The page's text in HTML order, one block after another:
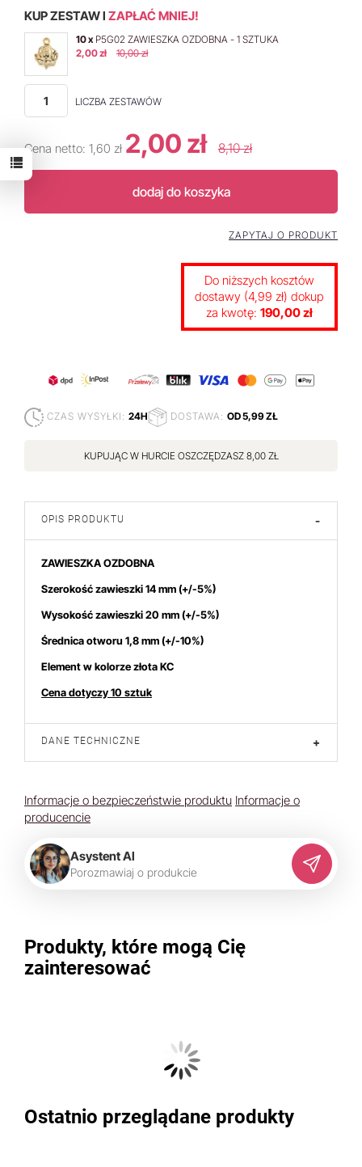
KUP ZESTAW I ZAPŁAĆ MNIEJ!
10 x P5G02 ZAWIESZKA OZDOBNA - 1 SZTUKA
2,00 zł
10,00 zł
LICZBA ZESTAWÓW
Cena netto: 1,60 zł 2,00 zł 8,10 zł
dodaj do koszyka
ZAPYTAJ O PRODUKT
Do niższych kosztów
dostawy (4,99 zł) dokup
za kwotę: 190,00 zł
CZAS WYSYŁKI: 24H DOSTAWA: OD 5,99 ZŁ
KUPUJĄC W HURCIE OSZCZĘDZASZ 8,00 ZŁ
OPIS PRODUKTU -
ZAWIESZKA OZDOBNA
Szerokość zawieszki 14 mm (+/-5%)
Wysokość zawieszki 20 mm (+/-5%)
Średnica otworu 1,8 mm (+/-10%)
Element w kolorze złota KC
Cena dotyczy 10 sztuk
DANE TECHNICZNE +
Informacje o bezpieczeństwie produktu Informacje o
producencie
Asystent AI
Porozmawiaj o produkcie
Produkty, które mogą Cię
zainteresować
Ostatnio przeglądane produkty